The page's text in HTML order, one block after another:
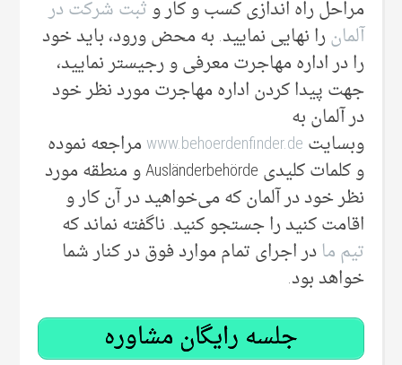
مراحل راه اندازی کسب و کار وثبت شرکت در
آلمانرا نهایی نمایید. به محض ورود، باید خود
را در اداره مهاجرت معرفی‌ و رجیستر نمایید،
جهت پیدا کردن اداره مهاجرت مورد نظر خود
در آلمان به
وبسایتwww.behoerdenfinder.deمراجعه نموده
و کلمات کلیدی Ausländerbehörde و منطقه مورد
نظر خود در آلمان که می‌خواهید در آن‌ کار و
اقامت کنید را جستجو کنید. ناگفته نماند که
تیم‌ مادر اجرای تمام موارد فوق در کنار شما
خواهد بود.
جلسه رایگان مشاوره